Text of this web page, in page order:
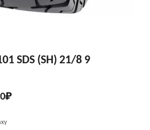
SDS (SH) 21/8 9
₽